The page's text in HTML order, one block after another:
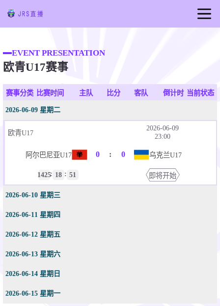
足球直播
篮球直播
足球视频
篮球视频
EVENT PRESENTATION
欧青U17赛事
赛事分类 比赛时间 主队 比分 客队 倒计时 当前状态
2026-06-09 星期二
欧青U17
2026-06-09
23:00
阿尔巴尼亚U17 0 : 0 乌克兰U17
1425: 18 : 51 即将开始
2026-06-10 星期三
2026-06-11 星期四
2026-06-12 星期五
2026-06-13 星期六
2026-06-14 星期日
2026-06-15 星期一